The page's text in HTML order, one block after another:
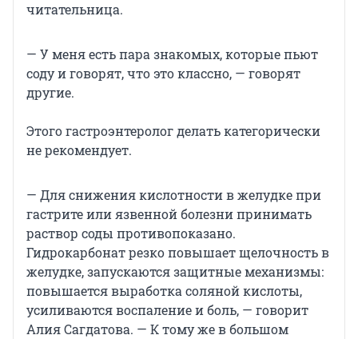
читательница.
— У меня есть пара знакомых, которые пьют
соду и говорят, что это классно, — говорят
другие.
Этого гастроэнтеролог делать категорически
не рекомендует.
— Для снижения кислотности в желудке при
гастрите или язвенной болезни принимать
раствор соды противопоказано.
Гидрокарбонат резко повышает щелочность в
желудке, запускаются защитные механизмы:
повышается выработка соляной кислоты,
усиливаются воспаление и боль, — говорит
Алия Сагдатова. — К тому же в большом